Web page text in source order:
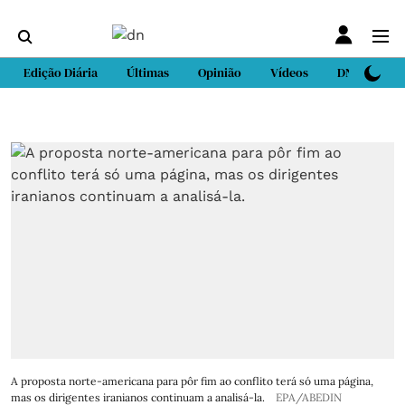
Edição Diária Últimas Opinião Vídeos DN Sport
A proposta norte-americana para pôr fim ao conflito terá só uma página,
mas os dirigentes iranianos continuam a analisá-la.
EPA/ABEDIN